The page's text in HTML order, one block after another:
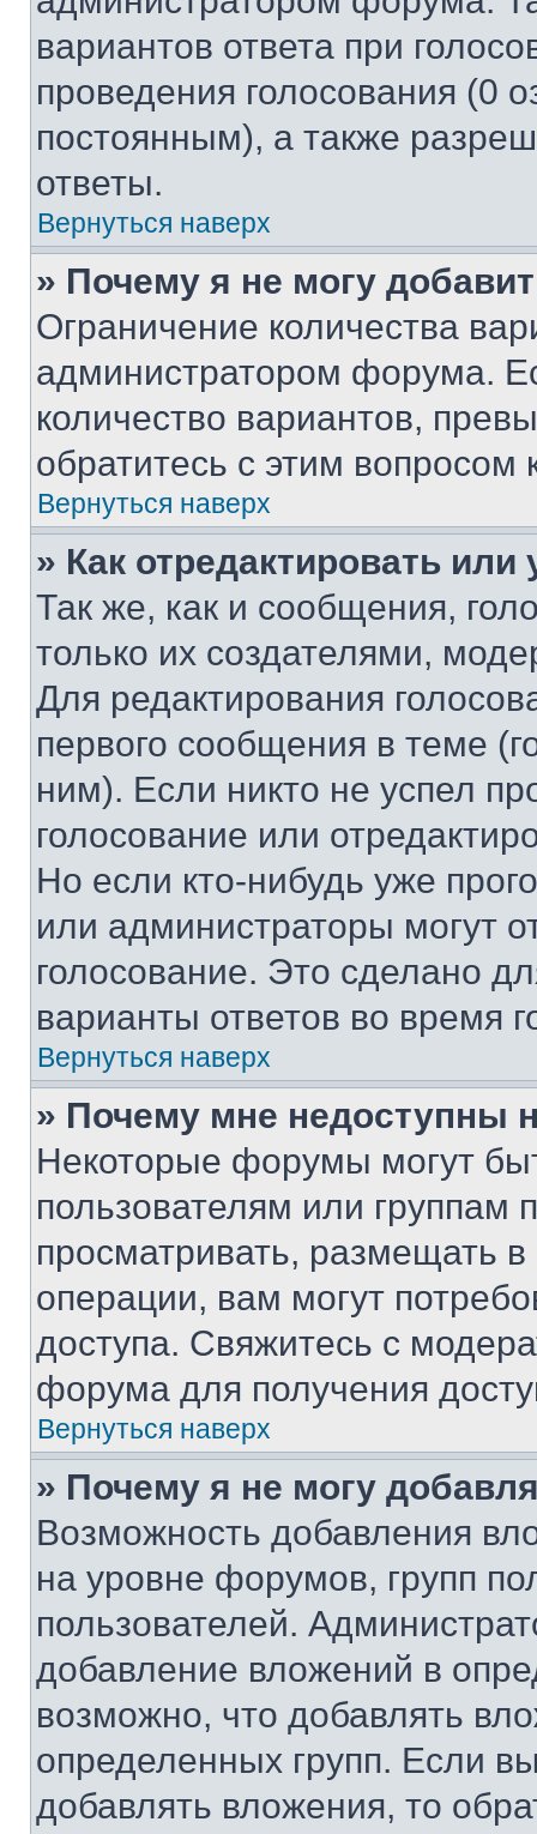
вариантов ответа при
проведения голосования (0
постоянным), а также
ответы.
Вернуться наверх
» Почему я не могу
Ограничение количества
администратором форума.
количество вариантов,
обратитесь с этим вопросом
Вернуться наверх
» Как отредактировать
Так же, как и сообщения,
только их создателями,
Для редактирования
первого сообщения в теме
ним). Если никто не успел
голосование или
Но если кто-нибудь уже
или администраторы могут
голосование. Это сделано
варианты ответов во время
Вернуться наверх
» Почему мне недоступны
Некоторые форумы могут
пользователям или группам
просматривать, размещать
операции, вам могут
доступа. Свяжитесь с
форума для получения
Вернуться наверх
» Почему я не могу
Возможность добавления
на уровне форумов, групп
пользователей.
добавление вложений в
возможно, что добавлять
определенных групп. Если
добавлять вложения, то